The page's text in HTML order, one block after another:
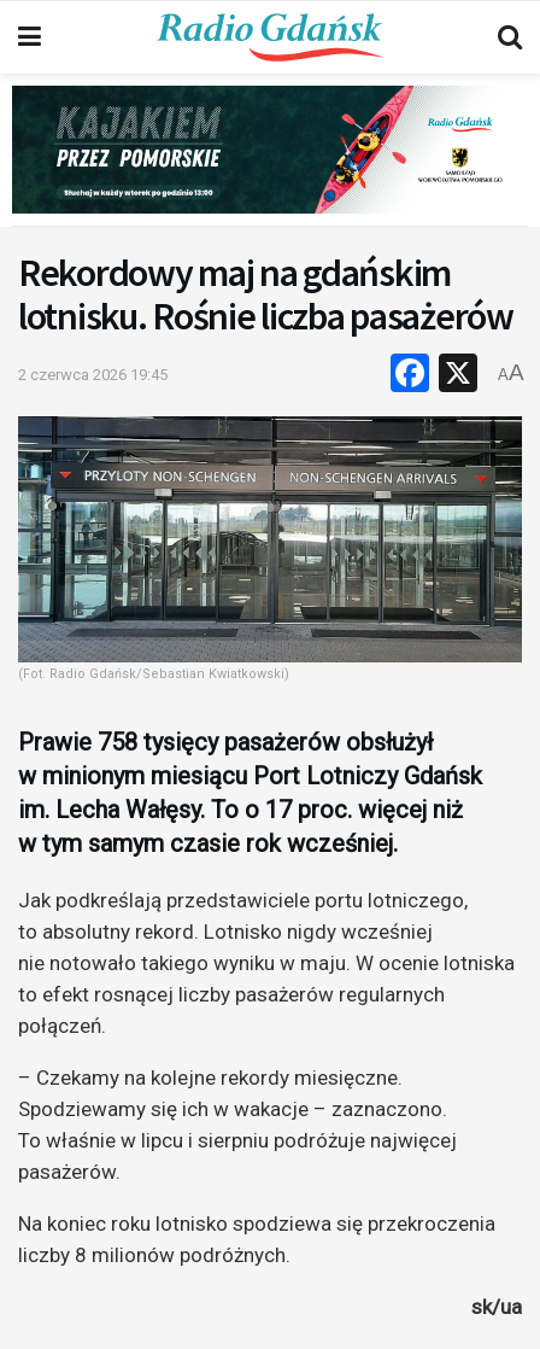
Rekordowy maj na gdańskim
lotnisku. Rośnie liczba pasażerów
2 czerwca 2026 19:45 X
AA
(Fot. Radio Gdańsk/Sebastian Kwiatkowski)
Prawie 758 tysięcy pasażerów obsłużył
w minionym miesiącu Port Lotniczy Gdańsk
im. Lecha Wałęsy. To o 17 proc. więcej niż
w tym samym czasie rok wcześniej.
Jak podkreślają przedstawiciele portu lotniczego,
to absolutny rekord. Lotnisko nigdy wcześniej
nie notowało takiego wyniku w maju. W ocenie lotniska
to efekt rosnącej liczby pasażerów regularnych
połączeń.
– Czekamy na kolejne rekordy miesięczne.
Spodziewamy się ich w wakacje – zaznaczono.
To właśnie w lipcu i sierpniu podróżuje najwięcej
pasażerów.
Na koniec roku lotnisko spodziewa się przekroczenia
liczby 8 milionów podróżnych.
sk/ua